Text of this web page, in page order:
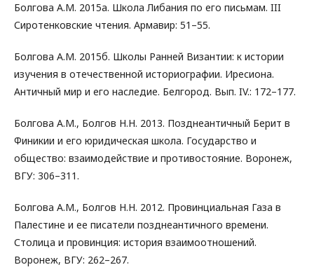
Болгова А.М. 2015а. Школа Либания по его письмам. III
Сиротенковские чтения. Армавир: 51–55.
Болгова А.М. 2015б. Школы Ранней Византии: к истории
изучения в отечественной историографии. Иресиона.
Античный мир и его наследие. Белгород. Вып. ΙV.: 172–177.
Болгова А.М., Болгов Н.Н. 2013. Позднеантичный Берит в
Финикии и его юридическая школа. Государство и
общество: взаимодействие и противостояние. Воронеж,
ВГУ: 306–311.
Болгова А.М., Болгов Н.Н. 2012. Провинциальная Газа в
Палестине и ее писатели позднеантичного времени.
Столица и провинция: история взаимоотношений.
Воронеж, ВГУ: 262–267.